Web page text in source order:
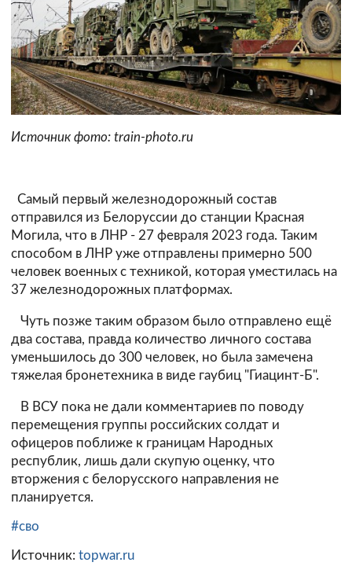
Источник фото: train-photo.ru
Самый первый железнодорожный состав
отправился из Белоруссии до станции Красная
Могила, что в ЛНР - 27 февраля 2023 года. Таким
способом в ЛНР уже отправлены примерно 500
человек военных с техникой, которая уместилась на
37 железнодорожных платформах.
Чуть позже таким образом было отправлено ещё
два состава, правда количество личного состава
уменьшилось до 300 человек, но была замечена
тяжелая бронетехника в виде гаубиц "Гиацинт-Б".
В ВСУ пока не дали комментариев по поводу
перемещения группы российских солдат и
офицеров поближе к границам Народных
республик, лишь дали скупую оценку, что
вторжения с белорусского направления не
планируется.
#сво
Источник: topwar.ru